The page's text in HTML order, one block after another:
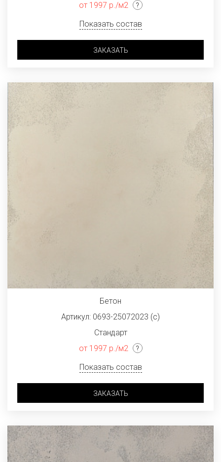
от 1997 р./м2
Показать состав
ЗАКАЗАТЬ
Бетон
Артикул: 0693-25072023 (с)
Стандарт
от 1997 р./м2
Показать состав
ЗАКАЗАТЬ